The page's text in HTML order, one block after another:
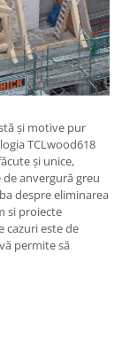
și motive pur
TCLwood618
și unice,
anvergură greu
despre eliminarea
si proiecte
cazuri este de
permite să